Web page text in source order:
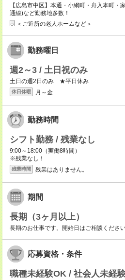
【広島市中区】本通・小網町・舟入本町・
通線)など勤務地多数！
＜ご近所の老人ホームなど＞
勤務曜日
週2～3 / 土日祝のみ
土日の週2日のみ ★平日休み
休日休暇 月～金
勤務時間
シフト勤務 / 残業なし
9:00～18:00（実働8時間）
※残業なし！
残業時間 残業はありません。
期間
長期（3ヶ月以上）
長期のお仕事です。開始日はご相談くだ
応募資格・条件
職種未経験OK / 社会人未経